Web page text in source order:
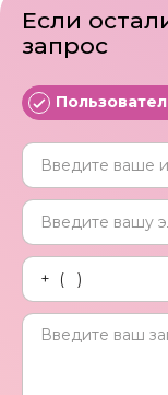
Если
запрос